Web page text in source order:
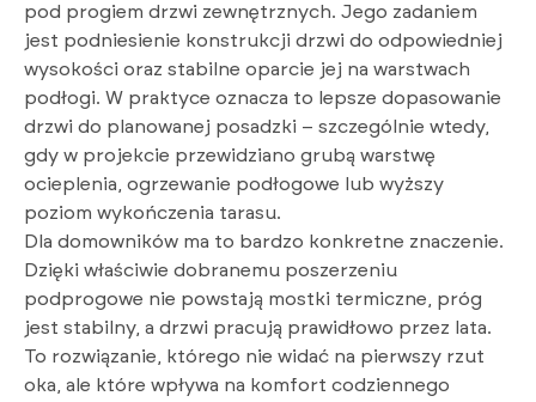
pod progiem drzwi zewnętrznych. Jego zadaniem
jest podniesienie konstrukcji drzwi do odpowiedniej
wysokości oraz stabilne oparcie jej na warstwach
podłogi. W praktyce oznacza to lepsze dopasowanie
drzwi do planowanej posadzki – szczególnie wtedy,
gdy w projekcie przewidziano grubą warstwę
ocieplenia, ogrzewanie podłogowe lub wyższy
poziom wykończenia tarasu.
Dla domowników ma to bardzo konkretne znaczenie.
Dzięki właściwie dobranemu poszerzeniu
podprogowe nie powstają mostki termiczne, próg
jest stabilny, a drzwi pracują prawidłowo przez lata.
To rozwiązanie, którego nie widać na pierwszy rzut
oka, ale które wpływa na komfort codziennego